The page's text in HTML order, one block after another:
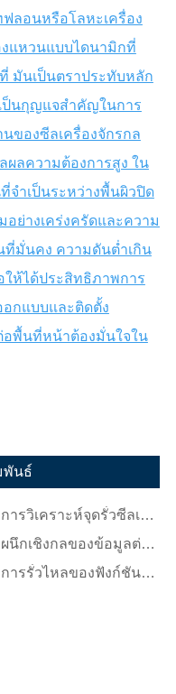
ฟลอนหรือโลหะเครื่อง
แหวนแบบไดนามิกที่
มันเป็นตราประทับหลัก
ป็นกุญแจสำคัญในการ
ของซีลเครื่องจักรกล
ลความต้องการสูง ใน
จำเป็นระหว่างพื้นผิวปิด
ย่างเคร่งครัดและความ
ที่มั่นคง ความดันต่ำเกิน
ให้ได้ประสิทธิภาพการ
กแบบและติดตั้ง
อพื้นที่หน้าต้องมั่นใจใน
พันธ์
การวิเคราะห์จุดรั่วซีลเครื่องจักรปั๊มและรูปแบบการบำรุงรักษา
ผนึกเชิงกลของข้อมูลต่างๆที่เกี่ยวข้องกับปั๊ม
การรั่วไหลของฟังก์ชันความต้องการและอายุการใช้งานของซีลเครื่องกล